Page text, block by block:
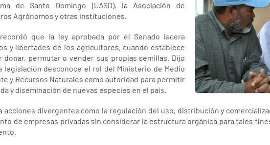
de Santo Domingo (UASD), la Asociación de
Agrónomos y otras instituciones.
que la ley aprobada por el Senado lacera
y libertades de los agricultores, cuando establece
donar, permutar o vender sus propias semillas. Dijo
legislación desconoce el rol del Ministerio de Medio
y Recursos Naturales como autoridad para permitir
y diseminación de nuevas especies en el país.
acciones divergentes como la regulación del uso, distribución y
de empresas privadas sin considerar la estructura orgánica para tales